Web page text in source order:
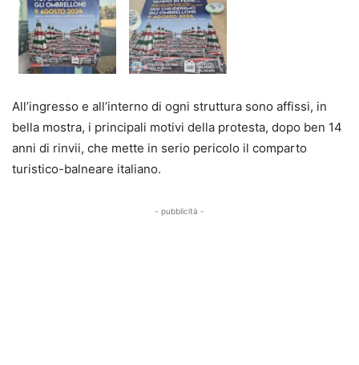
All’ingresso e all’interno di ogni struttura sono affissi, in
bella mostra, i principali motivi della protesta, dopo ben 14
anni di rinvii, che mette in serio pericolo il comparto
turistico-balneare italiano.
- pubblicità -